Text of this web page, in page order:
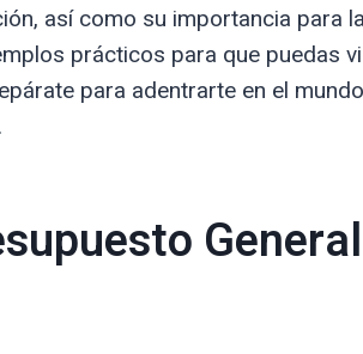
así como su importancia para
prácticos para que puedas
para adentrarte en el